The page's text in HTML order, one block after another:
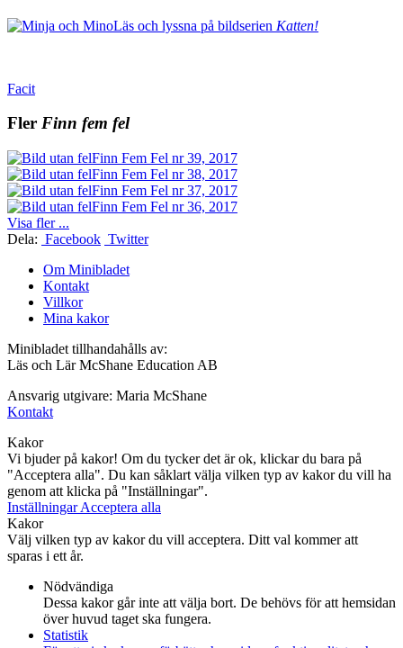
Läs och lyssna på bildserien Katten!
Facit
Fler Finn fem fel
Finn Fem Fel nr 39, 2017
Finn Fem Fel nr 38, 2017
Finn Fem Fel nr 37, 2017
Finn Fem Fel nr 36, 2017
Visa fler ...
Dela: Facebook Twitter
Om Minibladet
Kontakt
Villkor
Mina kakor
Minibladet tillhandahålls av:
Läs och Lär McShane Education AB
Ansvarig utgivare: Maria McShane
Kontakt
Kakor
Vi bjuder på kakor! Om du tycker det är ok, klickar du bara på
"Acceptera alla". Du kan såklart välja vilken typ av kakor du vill ha
genom att klicka på "Inställningar".
InställningarAcceptera alla
Kakor
Välj vilken typ av kakor du vill acceptera. Ditt val kommer att
sparas i ett år.
Nödvändiga
Dessa kakor går inte att välja bort. De behövs för att hemsidan
över huvud taget ska fungera.
Statistik